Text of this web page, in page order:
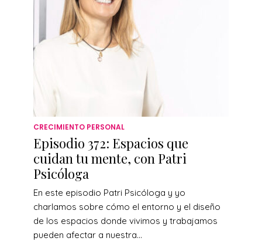
CRECIMIENTO PERSONAL
Episodio 372: Espacios que
cuidan tu mente, con Patri
Psicóloga
En este episodio Patri Psicóloga y yo
charlamos sobre cómo el entorno y el diseño
de los espacios donde vivimos y trabajamos
pueden afectar a nuestra...